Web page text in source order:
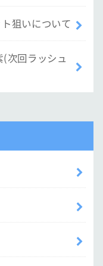
ト狙いについて
次回ラッシュ